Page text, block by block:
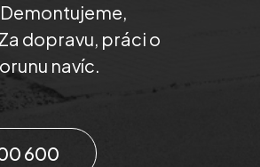
Demontujeme,
dopravu, práci o
navíc.
600